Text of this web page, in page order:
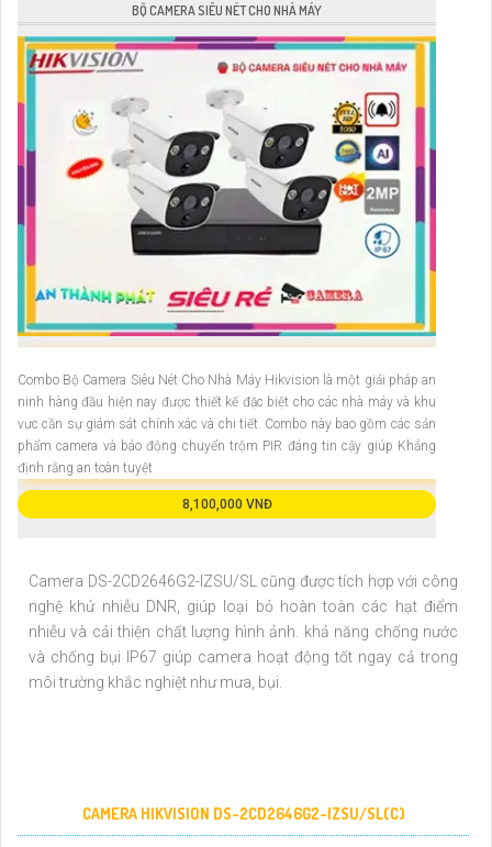
BỘ CAMERA SIÊU NÉT CHO NHÀ MÁY
Combo Bộ Camera Siêu Nét Cho Nhà Máy Hikvision là một giải pháp an
ninh hàng đầu hiện nay được thiết kế đặc biệt cho các nhà máy và khu
vực cần sự giám sát chính xác và chi tiết. Combo này bao gồm các sản
phẩm camera và báo động chuyển trộm PIR đáng tin cậy giúp Khẳng
định rằng an toàn tuyệt
8,100,000 VNĐ
Camera DS-2CD2646G2-IZSU/SL cũng được tích hợp với công
nghệ khử nhiễu DNR, giúp loại bỏ hoàn toàn các hạt điểm
nhiễu và cải thiện chất lượng hình ảnh. khả năng chống nước
và chống bụi IP67 giúp camera hoạt động tốt ngay cả trong
môi trường khắc nghiệt như mưa, bụi.
CAMERA HIKVISION DS-2CD2646G2-IZSU/SL(C)